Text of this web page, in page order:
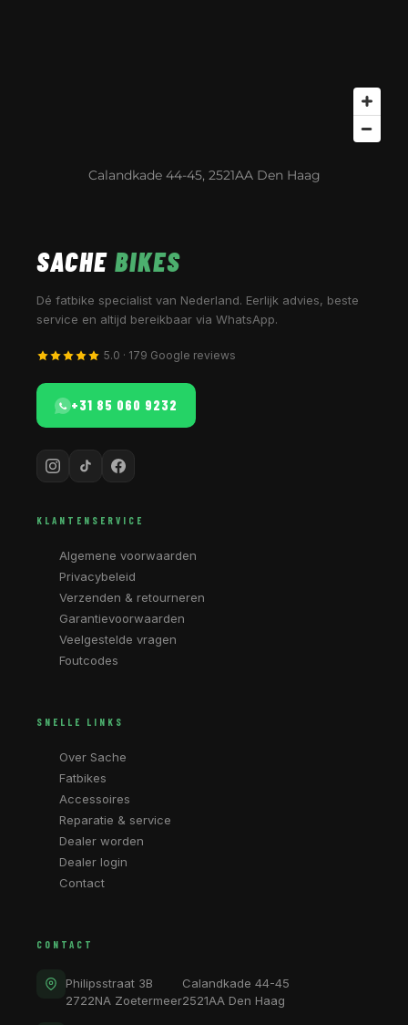
Calandkade 44-45, 2521AA Den Haag
SACHE BIKES
Dé fatbike specialist van Nederland. Eerlijk advies, beste
service en altijd bereikbaar via WhatsApp.
5.0 · 179 Google reviews
+31 85 060 9232
KLANTENSERVICE
Algemene voorwaarden
Privacybeleid
Verzenden & retourneren
Garantievoorwaarden
Veelgestelde vragen
Foutcodes
SNELLE LINKS
Over Sache
Fatbikes
Accessoires
Reparatie & service
Dealer worden
Dealer login
Contact
CONTACT
Philipsstraat 3B
2722NA Zoetermeer
Calandkade 44-45
2521AA Den Haag